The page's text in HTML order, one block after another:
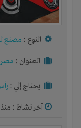
النوع : مصنع
العنوان : مصر
يحتاج إلي :
آخر نشاط : منذ 4 سنوات